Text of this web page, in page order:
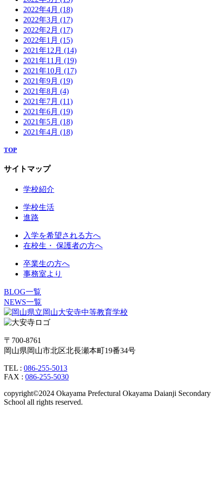
2022年4月 (18)
2022年3月 (17)
2022年2月 (17)
2022年1月 (15)
2021年12月 (14)
2021年11月 (19)
2021年10月 (17)
2021年9月 (19)
2021年8月 (4)
2021年7月 (11)
2021年6月 (19)
2021年5月 (18)
2021年4月 (18)
TOP
サイトマップ
学校紹介
学校生活
進路
入学を希望される方へ
在校生・ 保護者の方へ
卒業生の方へ
事務室より
BLOG一覧
NEWS一覧
〒700-8761
岡山県岡山市北区北長瀬本町19番34号
TEL : 086-255-5013
FAX : 086-255-5030
copyright©2024 Okayama Prefectural Okayama Daianji Secondary
School all rights reserved.